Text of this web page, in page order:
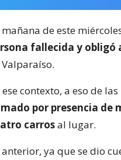
mañana de este
fallecida y obligó
Valparaíso.
ese contexto, a eso de
por presencia de
carrosal lugar.
anterior, ya que se dio